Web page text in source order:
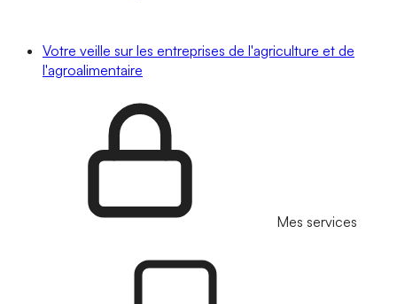
Votre veille sur les entreprises de l'agriculture et de
l'agroalimentaire
Mes services